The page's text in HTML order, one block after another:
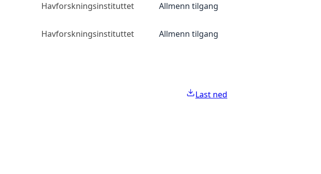
Havforskningsinstituttet Allmenn tilgang
Havforskningsinstituttet Allmenn tilgang
Last ned